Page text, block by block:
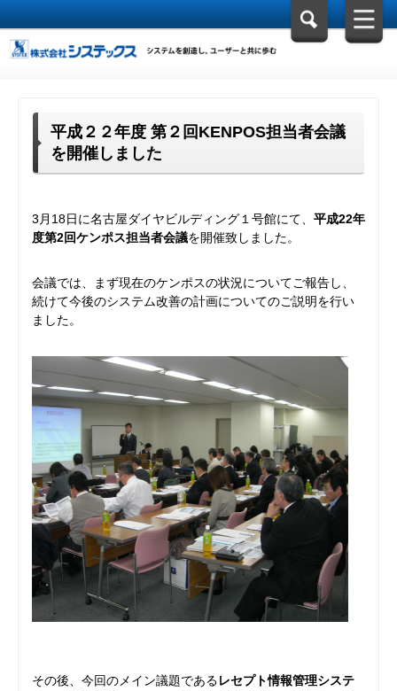
平成２２年度 第２回KENPOS担当者会議
を開催しました
3月18日に名古屋ダイヤビルディング１号館にて、 平成22年
度第2回ケンポス担当者会議を開催致しました。
会議では、まず現在のケンポスの状況についてご報告し、
続けて今後のシステム改善の計画についてのご説明を行い
ました。
その後、今回のメイン議題であるレセプト情報管理システ